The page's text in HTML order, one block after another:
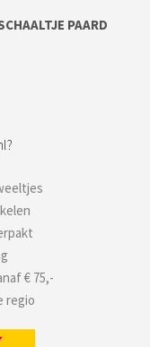
PAARD
€ 75,-
regio